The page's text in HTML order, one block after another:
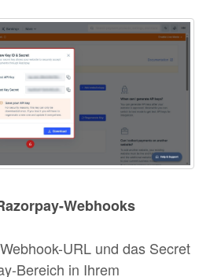
Webhooks
URL und das Secret
Bereich in Ihrem